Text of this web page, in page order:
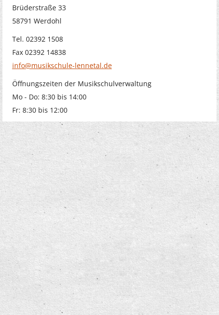
Brüderstraße 33
58791 Werdohl
Tel. 02392 1508
Fax 02392 14838
info@musikschule-lennetal.de
Öffnungszeiten der Musikschulverwaltung
Mo - Do: 8:30 bis 14:00
Fr: 8:30 bis 12:00